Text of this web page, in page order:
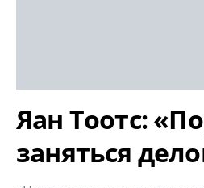
Яан Тоотс:
заняться